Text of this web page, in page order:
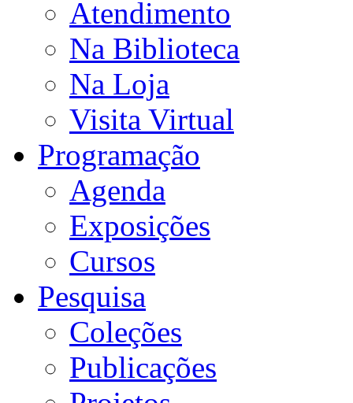
Atendimento
Na Biblioteca
Na Loja
Visita Virtual
Programação
Agenda
Exposições
Cursos
Pesquisa
Coleções
Publicações